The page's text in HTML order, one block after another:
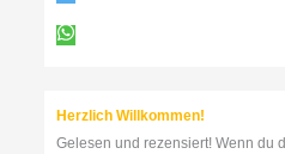
h
Herzlich Willkommen!
Gelesen und rezensiert! Wenn du